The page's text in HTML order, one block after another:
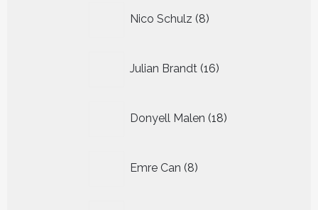
Nico Schulz 8
producten
Julian Brandt 16
producten
Donyell Malen 18
producten
Emre Can 8
producten